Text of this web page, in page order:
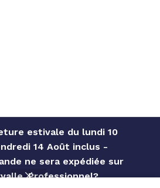
estivale du lundi 10
14 Août inclus -
ne sera expédiée sur
Professionnel?
Réalisé parACS INFORMATIQUE